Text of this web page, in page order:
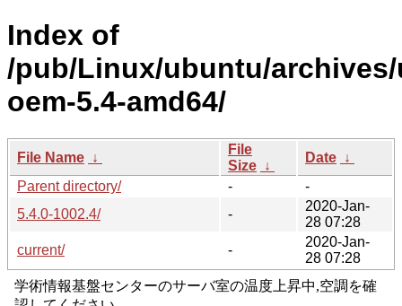
Index of
/pub/Linux/ubuntu/
oem-5.4-amd64/
File Name ↓
File
Size ↓
Date ↓
Parent directory/
-
-
5.4.0-1002.4/
-
2020-Jan-
28 07:28
current/
-
2020-Jan-
28 07:28